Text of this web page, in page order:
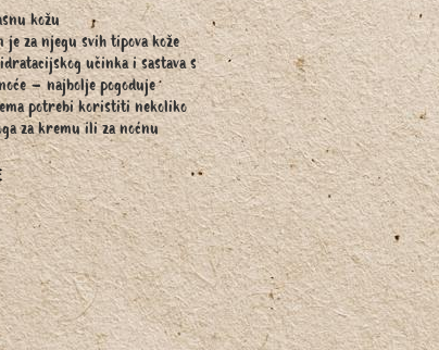
kožu
je za njegu svih tipova kože
učinka i sastava s
– najbolje pogoduje
potrebi koristiti nekoliko
za kremu ili za noćnu